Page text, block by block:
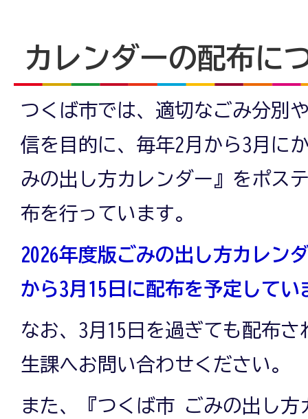
カレンダーの配布に
つくば市では、適切なごみ分別
信を目的に、毎年2月から3月に
みの出し方カレンダー』をポス
布を行っています。
2026年度版ごみの出し方カレン
から3月15日に配布を予定してい
なお、3月15日を過ぎても配布
生課へお問い合わせください。
また、『つくば市 ごみの出し方